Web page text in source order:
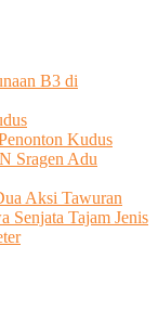
B3 di
Kudus
Sragen Adu
Aksi Tawuran
Senjata Tajam Jenis